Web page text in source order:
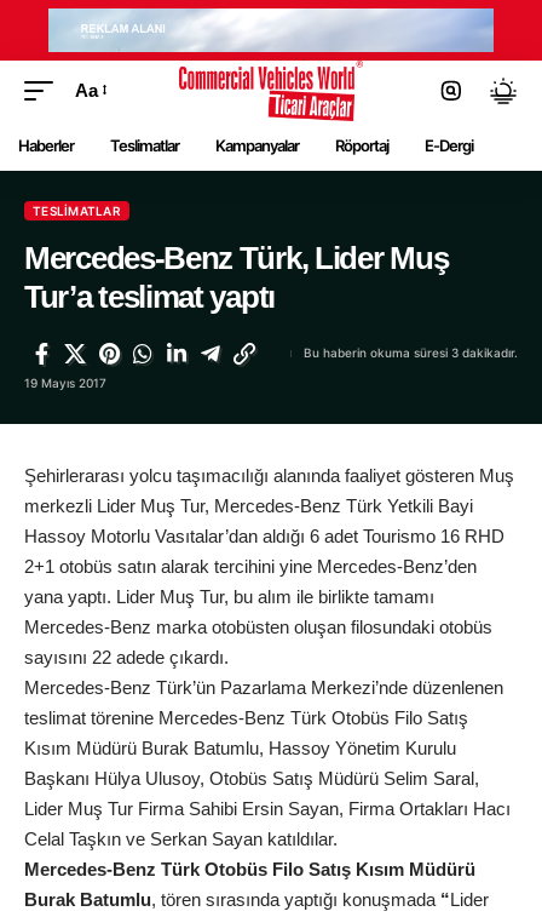
Aa
Haberler Teslimatlar Kampanyalar Röportaj E-Dergi
TESLIMATLAR
Mercedes-Benz Türk, Lider Muş
Tur’a teslimat yaptı
19 Mayıs 2017
Bu haberin okuma süresi 3 dakikadır.
Şehirlerarası yolcu taşımacılığı alanında faaliyet gösteren Muş
merkezli Lider Muş Tur, Mercedes-Benz Türk Yetkili Bayi
Hassoy Motorlu Vasıtalar’dan aldığı 6 adet Tourismo 16 RHD
2+1 otobüs satın alarak tercihini yine Mercedes-Benz’den
yana yaptı. Lider Muş Tur, bu alım ile birlikte tamamı
Mercedes-Benz marka otobüsten oluşan filosundaki otobüs
sayısını 22 adede çıkardı.
Mercedes-Benz Türk’ün Pazarlama Merkezi’nde düzenlenen
teslimat törenine Mercedes-Benz Türk Otobüs Filo Satış
Kısım Müdürü Burak Batumlu, Hassoy Yönetim Kurulu
Başkanı Hülya Ulusoy, Otobüs Satış Müdürü Selim Saral,
Lider Muş Tur Firma Sahibi Ersin Sayan, Firma Ortakları Hacı
Celal Taşkın ve Serkan Sayan katıldılar.
Mercedes-Benz Türk Otobüs Filo Satış Kısım Müdürü
Burak Batumlu, tören sırasında yaptığı konuşmada “Lider